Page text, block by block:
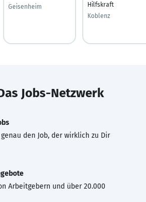
Geisenheim
Hilfskraft
Koblenz
Jobs-Netzwerk
den Job, der wirklich zu Dir
Arbeitgebern und über 20.000